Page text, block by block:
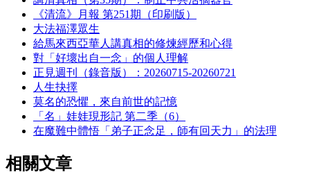
《清流》月報 第251期（印刷版）
大法福澤眾生
給馬來西亞華人講真相的修煉經歷和心得
對「好壞出自一念」的個人理解
正見週刊（錄音版）：20260715-20260721
人生抉擇
莫名的恐懼，來自前世的記憶
「名」娃娃現形記 第二季（6）
在魔難中體悟「弟子正念足，師有回天力」的法理
相關文章